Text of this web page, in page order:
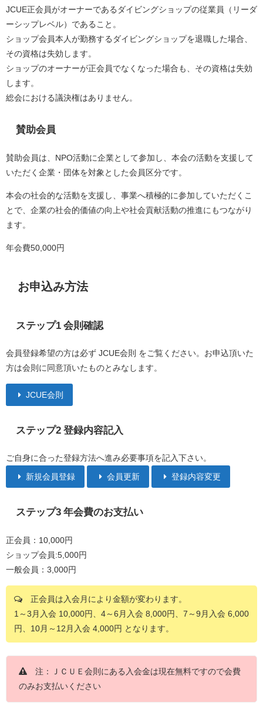
JCUE正会員がオーナーであるダイビングショップの従業員（リーダ
ーシップレベル）であること。
ショップ会員本人が勤務するダイビングショップを退職した場合、
その資格は失効します。
ショップのオーナーが正会員でなくなった場合も、その資格は失効
します。
総会における議決権はありません。
賛助会員
賛助会員は、NPO活動に企業として参加し、本会の活動を支援して
いただく企業・団体を対象とした会員区分です。
本会の社会的な活動を支援し、事業へ積極的に参加していただくこ
とで、企業の社会的価値の向上や社会貢献活動の推進にもつながり
ます。
年会費50,000円
お申込み方法
ステップ1 会則確認
会員登録希望の方は必ず JCUE会則 をご覧ください。お申込頂いた
方は会則に同意頂いたものとみなします。
JCUE会則
ステップ2 登録内容記入
ご自身に合った登録方法へ進み必要事項を記入下さい。
新規会員登録 会員更新 登録内容変更
ステップ3 年会費のお支払い
正会員：10,000円
ショップ会員:5,000円
一般会員：3,000円
正会員は入会月により金額が変わります。
1～3月入会 10,000円、4～6月入会 8,000円、7～9月入会 6,000
円、10月～12月入会 4,000円 となります。
注：ＪＣＵＥ会則にある入会金は現在無料ですので会費
のみお支払いください